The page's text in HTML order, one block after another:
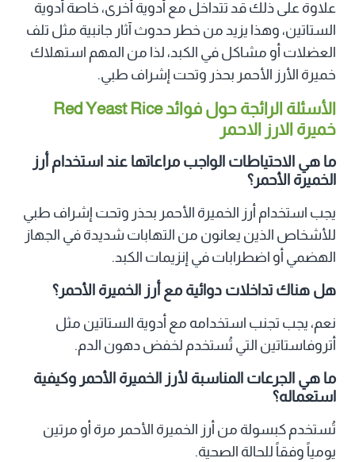
علاوة على ذلك قد تتداخل مع أدوية أخرى، خاصة أدوية
الستاتين، وهذا يزيد من خطر حدوث آثار جانبية مثل تلف
العضلات أو مشاكل في الكبد، لذا من المهم استهلاك
خميرة الأرز الأحمر بحذر وتحت إشراف طبي.
الأسئلة الرائجة حول
فوائد Red Yeast Rice
خميرة الارز الاحمر
ما هي الاحتياطات الواجب مراعاتها عند استخدام أرز
الخميرة الأحمر؟
يجب استخدام أرز الخميرة الأحمر بحذر وتحت إشراف طبي
للأشخاص الذين يعانون من التهابات شديدة في الجهاز
الهضمي أو اضطرابات في إنزيمات الكبد.
هل هناك تداخلات دوائية مع أرز الخميرة الأحمر؟
نعم، يجب تجنب استخدامه مع أدوية الستاتين مثل
أتروفاستاتين التي تُستخدم لخفض دهون الدم.
ما هي الجرعات المناسبة لأرز الخميرة الأحمر وكيفية
استعماله؟
تُستخدم كبسولة من أرز الخميرة الأحمر مرة أو مرتين
يومياً وفقاً للحالة الصحية.